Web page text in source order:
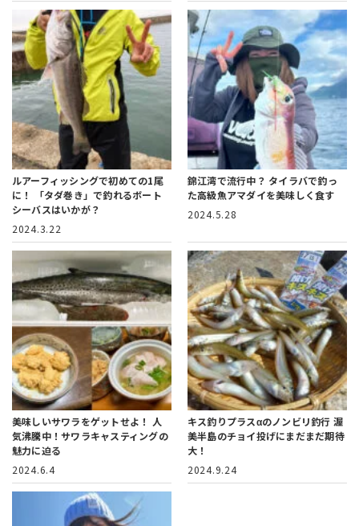
ルアーフィッシングで初めての1尾
に！
「タダ巻き」で釣れるボート
シーバスはいかが？
2024.3.22
錦江湾で流行中？ タイラバで釣っ
た高級魚アマダイを美味しく食す
2024.5.28
美味しいサワラをゲットせよ！
人
気沸騰中！サワラキャスティングの
魅力に迫る
2024.6.4
キス釣りプラスαのノンビリ釣行 渥
美半島のチョイ投げにまだまだ期待
大！
2024.9.24